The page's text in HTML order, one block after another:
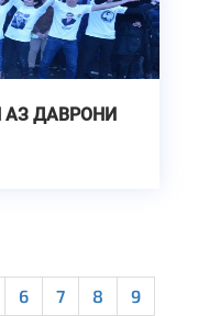
ДАВРОНИ
6 7 8
9